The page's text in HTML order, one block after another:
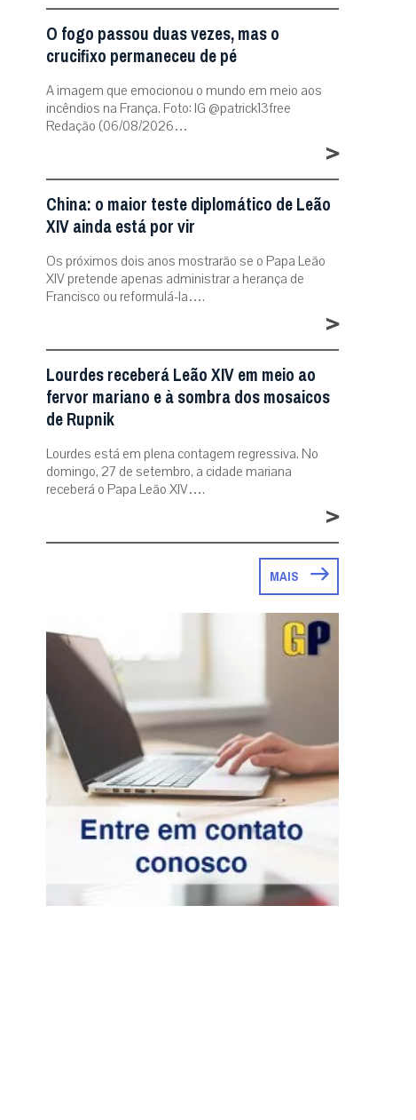
O fogo passou duas vezes, mas o
crucifixo permaneceu de pé
A imagem que emocionou o mundo em meio aos
incêndios na França. Foto: IG @patrick13free
Redação (06/08/2026…
>
China: o maior teste diplomático de Leão
XIV ainda está por vir
Os próximos dois anos mostrarão se o Papa Leão
XIV pretende apenas administrar a herança de
Francisco ou reformulá-la….
>
Lourdes receberá Leão XIV em meio ao
fervor mariano e à sombra dos mosaicos
de Rupnik
Lourdes está em plena contagem regressiva. No
domingo, 27 de setembro, a cidade mariana
receberá o Papa Leão XIV….
>
MAIS